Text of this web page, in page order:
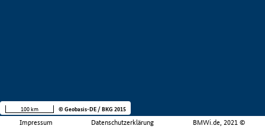
Impressum Datenschutzerklärung BMWi.de, 2021 ©
100 km © Geobasis-DE / BKG 2015